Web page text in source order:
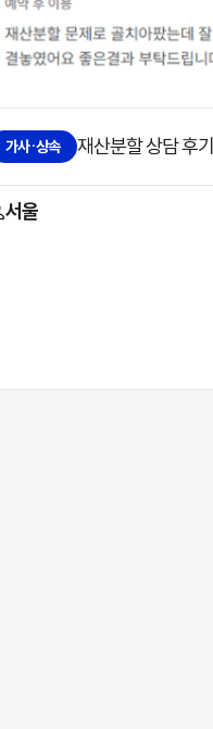
가사·상속 재산분할 상담 후기
서울